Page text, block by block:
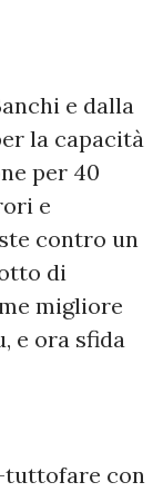
e dalla
la capacità
per 40
e
contro un
di
migliore
e ora sfida
tuttofare con